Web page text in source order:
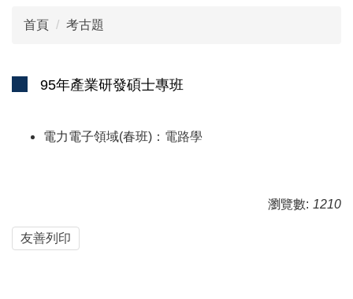
首頁 考古題
95年產業研發碩士專班
電力電子領域(春班)： 電路學
瀏覽數: 1210
友善列印